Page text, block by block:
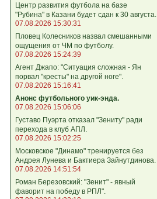
Центр развития футбола на базе
"Рубина" в Казани будет сдан к 30 августа.
07.08.2026 15:30:31
Пловец Колесников назвал смешанными
ощущения от ЧМ по футболу.
07.08.2026 15:24:39
Агент Джапо: "Ситуация сложная - Ян
порвал "кресты" на другой ноге".
07.08.2026 15:16:41
Анонс футбольного уик-энда.
07.08.2026 15:06:06
Густаво Пуэрта отказал "Зениту" ради
перехода в клуб АПЛ.
07.08.2026 15:02:25
Московское "Динамо" тренируется без
Андрея Лунева и Бактиера Зайнутдинова.
07.08.2026 14:51:54
Роман Березовский: "Зенит" - явный
фаворит на победу в РПЛ".